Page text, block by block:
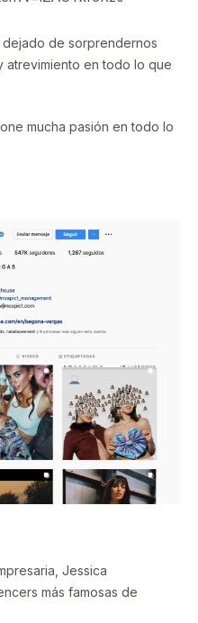
de sorprendernos
atrevimiento en todo lo que
mucha pasión en todo lo
Jessica
más famosas de